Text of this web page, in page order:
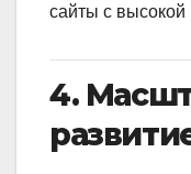
сайты с высокой
4.